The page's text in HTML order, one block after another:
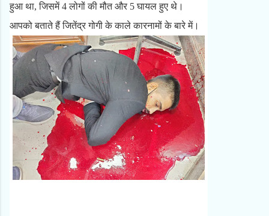
हुआ था, जिसमें 4 लोगों की मौत और 5 घायल हुए थे।
आपको बताते हैं जितेंद्र गोगी के काले कारनामों के बारे में।